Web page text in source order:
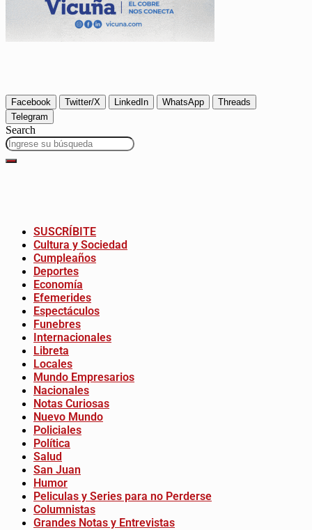
Facebook Twitter/X LinkedIn WhatsApp
Threads
Telegram
Search
SUSCRÍBITE
Cultura y Sociedad
Cumpleaños
Deportes
Economía
Efemerides
Espectáculos
Funebres
Internacionales
Libreta
Locales
Mundo Empresarios
Nacionales
Notas Curiosas
Nuevo Mundo
Policiales
Política
Salud
San Juan
Humor
Peliculas y Series para no Perderse
Columnistas
Grandes Notas y Entrevistas